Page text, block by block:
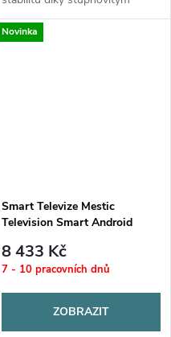
kloubům, které zabraňují
vibracím.
Novinka
Smart Televize Mestic
Television Smart Android
8 433 Kč
7 - 10 pracovních dnů
ZOBRAZIT